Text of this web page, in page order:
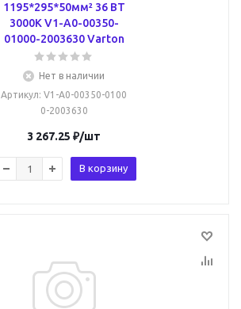
1195*295*50мм² 36 ВТ
3000К V1-A0-00350-
01000-2003630 Varton
Нет в наличии
Артикул: V1-A0-00350-0100
0-2003630
3 267.25 ₽/шт
В корзину